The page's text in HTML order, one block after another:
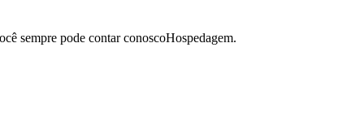
sempre pode contar conoscoHospedagem.